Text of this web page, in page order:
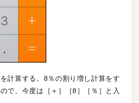
計算する。8％の割り増し計算をす
で、今度は［＋］［8］［％］と入